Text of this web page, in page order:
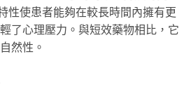
性使患者能夠在較長時間內擁有更
了心理壓力。與短效藥物相比，它
然性。